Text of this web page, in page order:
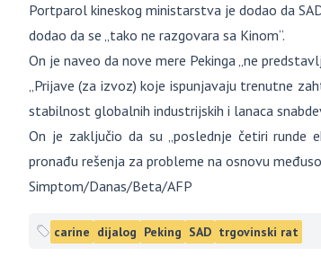
Portparol kineskog ministarstva je dodao da
dodao da se „tako ne razgovara sa Kinom“.
On je naveo da nove mere Pekinga „ne
„Prijave (za izvoz) koje ispunjavaju trenutne
stabilnost globalnih industrijskih i lanaca
On je zaključio da su „poslednje četiri runde
pronađu rešenja za probleme na osnovu
Simptom/Danas/Beta/AFP
carine dijalog Peking SAD trgovinski rat